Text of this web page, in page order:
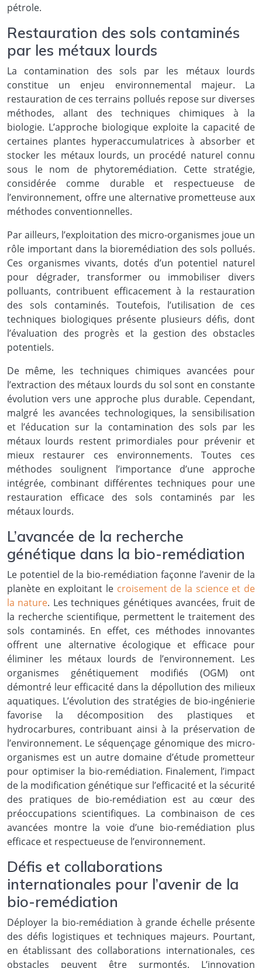
pétrole.
Restauration des sols contaminés
par les métaux lourds
La contamination des sols par les métaux lourds
constitue un enjeu environnemental majeur. La
restauration de ces terrains pollués repose sur diverses
méthodes, allant des techniques chimiques à la
biologie. L’approche biologique exploite la capacité de
certaines plantes hyperaccumulatrices à absorber et
stocker les métaux lourds, un procédé naturel connu
sous le nom de phytoremédiation. Cette stratégie,
considérée comme durable et respectueuse de
l’environnement, offre une alternative prometteuse aux
méthodes conventionnelles.
Par ailleurs, l’exploitation des micro-organismes joue un
rôle important dans la bioremédiation des sols pollués.
Ces organismes vivants, dotés d’un potentiel naturel
pour dégrader, transformer ou immobiliser divers
polluants, contribuent efficacement à la restauration
des sols contaminés. Toutefois, l’utilisation de ces
techniques biologiques présente plusieurs défis, dont
l’évaluation des progrès et la gestion des obstacles
potentiels.
De même, les techniques chimiques avancées pour
l’extraction des métaux lourds du sol sont en constante
évolution vers une approche plus durable. Cependant,
malgré les avancées technologiques, la sensibilisation
et l’éducation sur la contamination des sols par les
métaux lourds restent primordiales pour prévenir et
mieux restaurer ces environnements. Toutes ces
méthodes soulignent l’importance d’une approche
intégrée, combinant différentes techniques pour une
restauration efficace des sols contaminés par les
métaux lourds.
L’avancée de la recherche
génétique dans la bio-remédiation
Le potentiel de la bio-remédiation façonne l’avenir de la
planète en exploitant le croisement de la science et de
la nature. Les techniques génétiques avancées, fruit de
la recherche scientifique, permettent le traitement des
sols contaminés. En effet, ces méthodes innovantes
offrent une alternative écologique et efficace pour
éliminer les métaux lourds de l’environnement. Les
organismes génétiquement modifiés (OGM) ont
démontré leur efficacité dans la dépollution des milieux
aquatiques. L’évolution des stratégies de bio-ingénierie
favorise la décomposition des plastiques et
hydrocarbures, contribuant ainsi à la préservation de
l’environnement. Le séquençage génomique des micro-
organismes est un autre domaine d’étude prometteur
pour optimiser la bio-remédiation. Finalement, l’impact
de la modification génétique sur l’efficacité et la sécurité
des pratiques de bio-remédiation est au cœur des
préoccupations scientifiques. La combinaison de ces
avancées montre la voie d’une bio-remédiation plus
efficace et respectueuse de l’environnement.
Défis et collaborations
internationales pour l’avenir de la
bio-remédiation
Déployer la bio-remédiation à grande échelle présente
des défis logistiques et techniques majeurs. Pourtant,
en établissant des collaborations internationales, ces
obstacles peuvent être surmontés. L’innovation